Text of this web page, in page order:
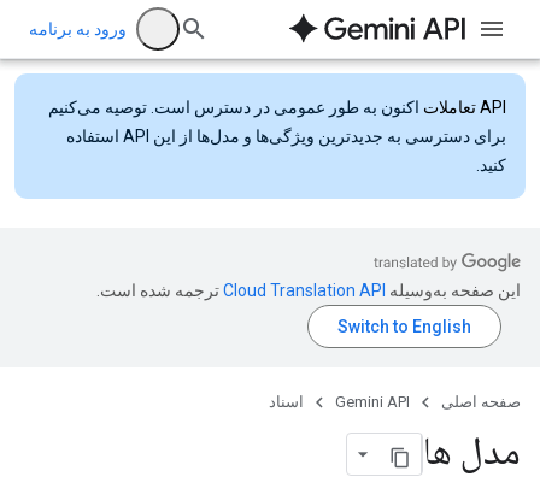
ورود به برنامه
API تعاملات
اکنون به طور عمومی در دسترس است. توصیه می‌کنیم
برای دسترسی به جدیدترین ویژگی‌ها و مدل‌ها از این API استفاده
کنید.
این صفحه به‌وسیله ترجمه شده است.
صفحه اصلی Gemini API اسناد
مدل ها